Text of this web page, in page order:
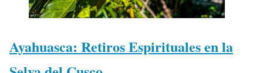
Ayahuasca: Retiros Espirituales en la